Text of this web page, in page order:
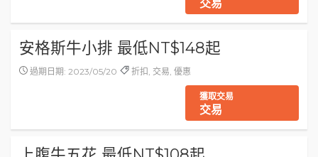
交易
安格斯牛小排 最低NT$148起
過期日期: 2023/05/20 折扣, 交易, 優惠
獲取交易
交易